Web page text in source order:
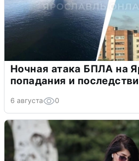
Ночная атака БПЛА на
попадания и
6 августа 0